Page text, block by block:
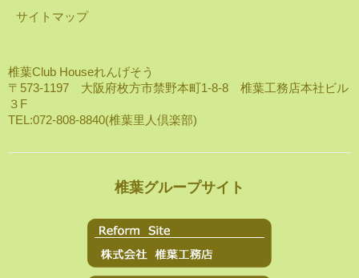
サイトマップ
椎葉Club Houseれんげそう
〒573-1197 大阪府枚方市禁野本町1-8-8 椎葉工務店本社ビル
３F
TEL:072-808-8840(椎葉里人倶楽部)
椎葉グループサイト